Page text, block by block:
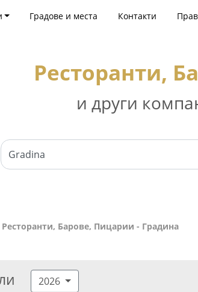
Градове и места Контакти
Ресторанти,
и други
Ресторанти, Барове, Пицарии - Градина
2026